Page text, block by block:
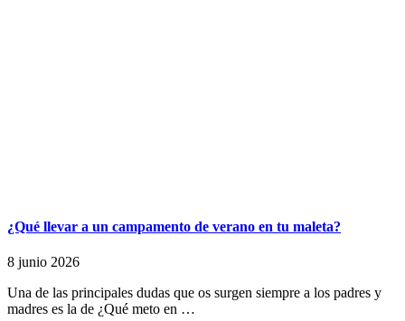
¿Qué llevar a un campamento de verano en tu maleta?
8 junio 2026
Una de las principales dudas que os surgen siempre a los padres y
madres es la de ¿Qué meto en …